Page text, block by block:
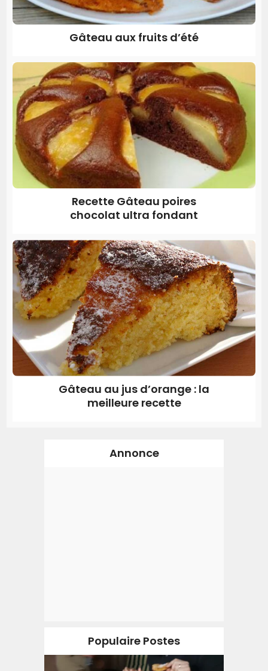
Gâteau aux fruits d’été
Recette Gâteau poires
chocolat ultra fondant
Gâteau au jus d’orange : la
meilleure recette
Annonce
Populaire Postes